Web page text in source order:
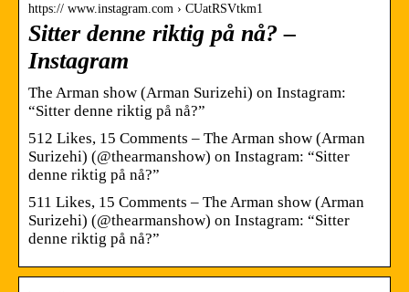
https:// www.instagram.com › CUatRSVtkm1
Sitter denne riktig på nå? –
Instagram
The Arman show (Arman Surizehi) on Instagram:
“Sitter denne riktig på nå?”
512 Likes, 15 Comments – The Arman show (Arman
Surizehi) (@thearmanshow) on Instagram: “Sitter
denne riktig på nå?”
511 Likes, 15 Comments – The Arman show (Arman
Surizehi) (@thearmanshow) on Instagram: “Sitter
denne riktig på nå?”